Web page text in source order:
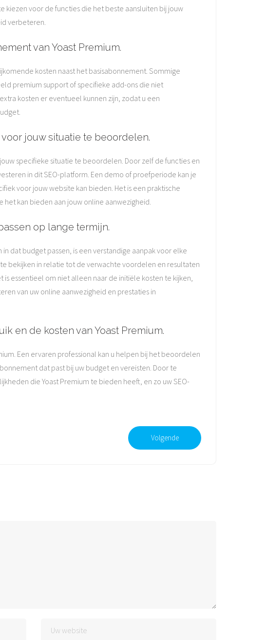
voor de functies die het beste aansluiten bij jouw
verbeteren.
van Yoast Premium.
kosten naast het basisabonnement. Sommige
premium support of specifieke add-ons die niet
kosten er eventueel kunnen zijn, zodat u een
jouw situatie te beoordelen.
specifieke situatie te beoordelen. Door zelf de functies en
in dit SEO-platform. Een demo of proefperiode kan je
voor jouw website kan bieden. Het is een praktische
kan bieden aan jouw online aanwezigheid.
op lange termijn.
dat budget passen, is een verstandige aanpak voor elke
bekijken in relatie tot de verwachte voordelen en resultaten
essentieel om niet alleen naar de initiële kosten te kijken,
van uw online aanwezigheid en prestaties in
en de kosten van Yoast Premium.
Een ervaren professional kan u helpen bij het beoordelen
dat past bij uw budget en vereisten. Door te
die Yoast Premium te bieden heeft, en zo uw SEO-
Volgende